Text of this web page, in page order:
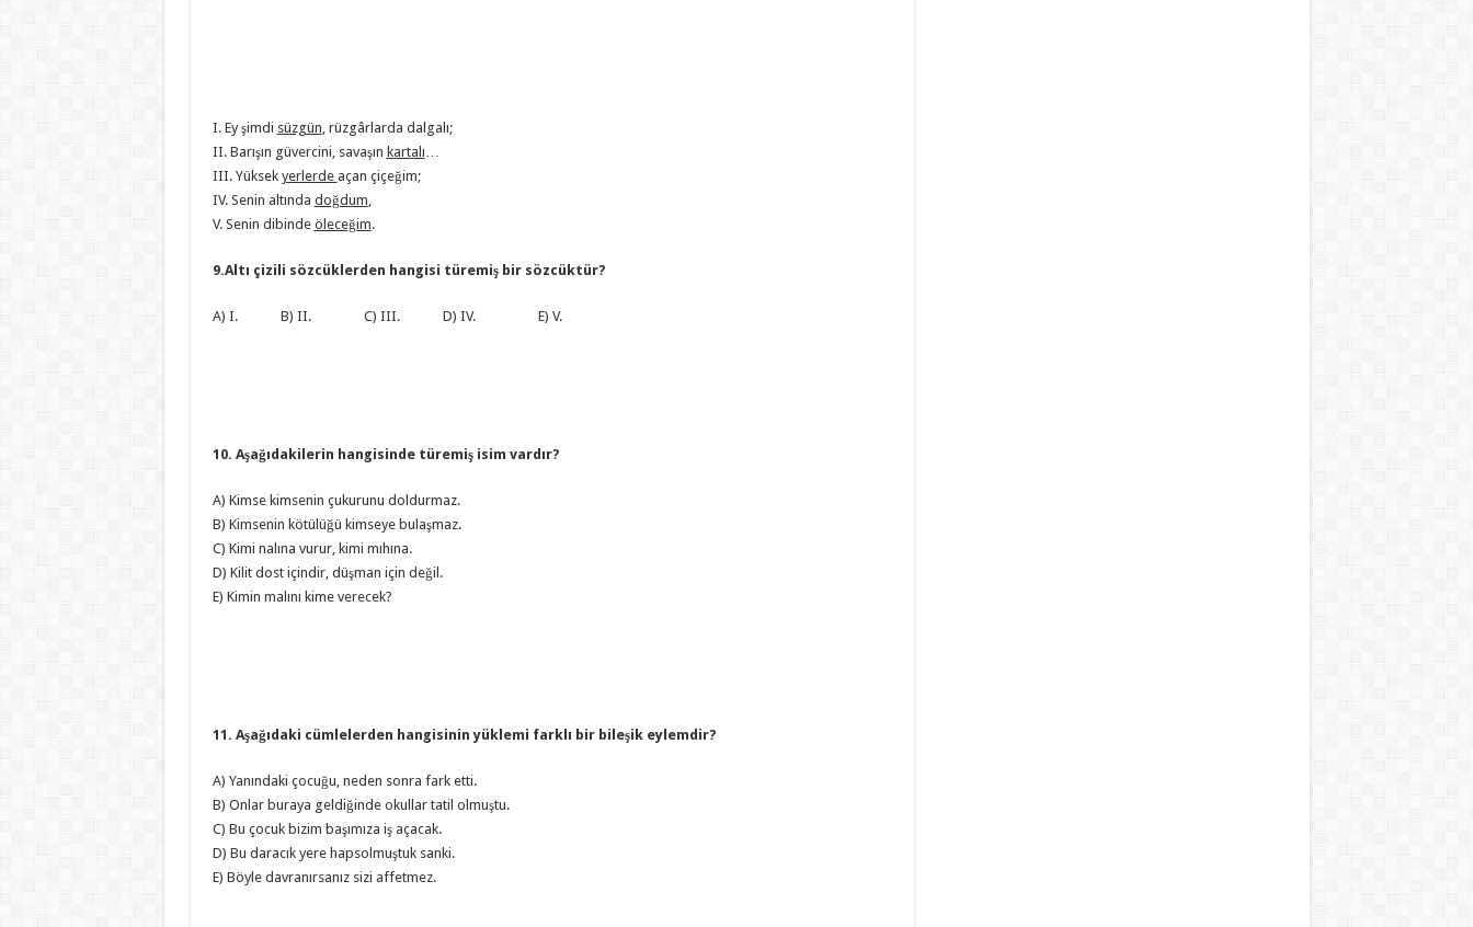
I. Ey şimdi süzgün, rüzgârlarda dalgalı;
II. Barışın güvercini, savaşın kartalı…
III. Yüksek yerlerde açan çiçeğim;
IV. Senin altında doğdum,
V. Senin dibinde öleceğim.
9.Altı çizili sözcüklerden hangisi türemiş bir sözcüktür?
A) I. B) II. C) III. D) IV. E) V.
10. Aşağıdakilerin hangisinde türemiş isim vardır?
A) Kimse kimsenin çukurunu doldurmaz.
B) Kimsenin kötülüğü kimseye bulaşmaz.
C) Kimi nalına vurur, kimi mıhına.
D) Kilit dost içindir, düşman için değil.
E) Kimin malını kime verecek?
11. Aşağıdaki cümlelerden hangisinin yüklemi farklı bir bileşik eylemdir?
A) Yanındaki çocuğu, neden sonra fark etti.
B) Onlar buraya geldiğinde okullar tatil olmuştu.
C) Bu çocuk bizim başımıza iş açacak.
D) Bu daracık yere hapsolmuştuk sanki.
E) Böyle davranırsanız sizi affetmez.